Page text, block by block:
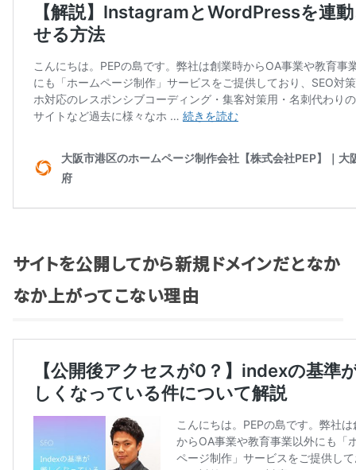
サイトを公開してから新規ドメインだとなか
なか上がってこない理由